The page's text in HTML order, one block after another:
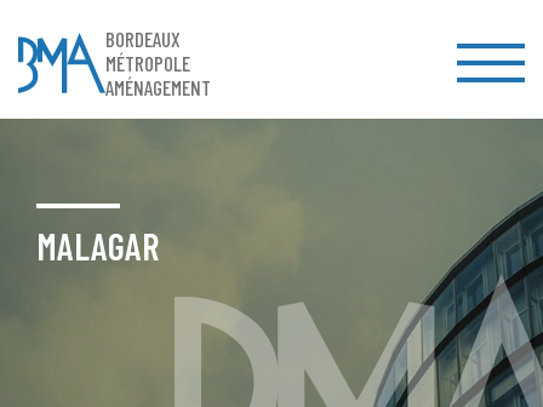
BORDEAUX
MÉTROPOLE
AMÉNAGEMENT
MALAGAR